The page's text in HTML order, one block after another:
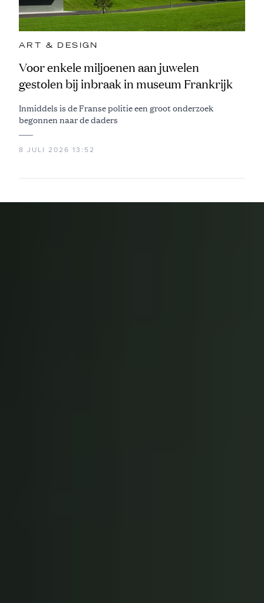
ART & DESIGN
Voor enkele miljoenen aan juwelen
gestolen bij inbraak in museum Frankrijk
Inmiddels is de Franse politie een groot onderzoek
begonnen naar de daders
8 JULI 2026 13:52